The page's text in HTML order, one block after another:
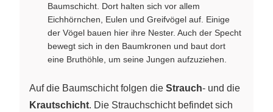
Baumschicht. Dort halten sich vor allem
Eichhörnchen, Eulen und Greifvögel auf. Einige
der Vögel bauen hier ihre Nester. Auch der Specht
bewegt sich in den Baumkronen und baut dort
eine Bruthöhle, um seine Jungen aufzuziehen.
Auf die Baumschicht folgen die Strauch- und die
Krautschicht. Die Strauchschicht befindet sich